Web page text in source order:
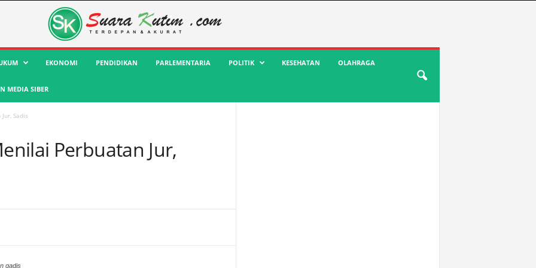
EKONOMI PENDIDIKAN PARLEMENTARIA POLITIK KESEHATAN OLAHRAGA
MEDIA SIBER
Sadis
Perbuatan Jur,
gadis